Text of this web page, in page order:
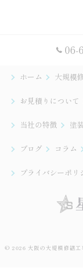
06-
ホーム 大規模
お見積りについて
当社の特徴 塗
ブログ コラム
プライバシーポリ
© 2026 大阪の大規模修繕